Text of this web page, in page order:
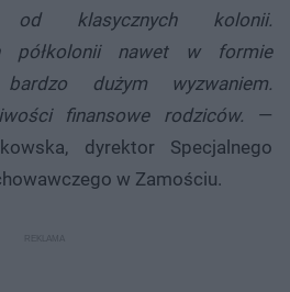
od klasycznych kolonii.
półkolonii nawet w formie
dużym wyzwaniem.
finansowe rodziców. —
dyrektor Specjalnego
w Zamościu.